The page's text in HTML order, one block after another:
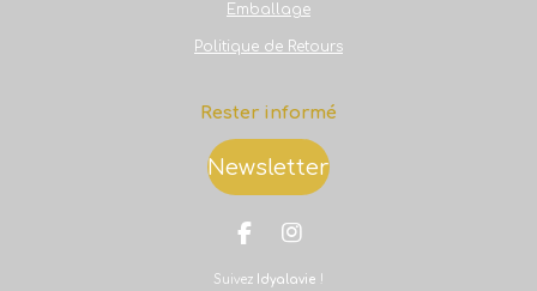
Emballage
Politique de Retours
Rester informé
Newsletter
F
c
I
s
Suivez Idyalavie !